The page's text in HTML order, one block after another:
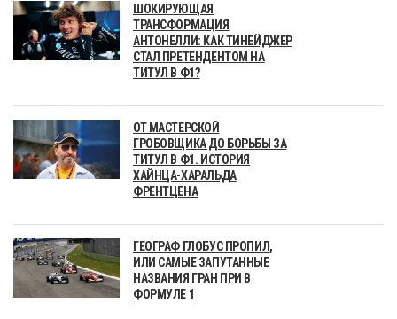
ШОКИРУЮЩАЯ
ТРАНСФОРМАЦИЯ
АНТОНЕЛЛИ: КАК ТИНЕЙДЖЕР
СТАЛ ПРЕТЕНДЕНТОМ НА
ТИТУЛ В Ф1?
ОТ МАСТЕРСКОЙ
ГРОБОВЩИКА ДО БОРЬБЫ ЗА
ТИТУЛ В Ф1. ИСТОРИЯ
ХАЙНЦА-ХАРАЛЬДА
ФРЕНТЦЕНА
ГЕОГРАФ ГЛОБУС ПРОПИЛ,
ИЛИ САМЫЕ ЗАПУТАННЫЕ
НАЗВАНИЯ ГРАН ПРИ В
ФОРМУЛЕ 1